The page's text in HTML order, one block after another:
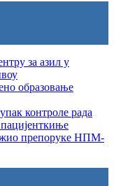
за азил у
образовање
контроле рада
препоруке НПМ-